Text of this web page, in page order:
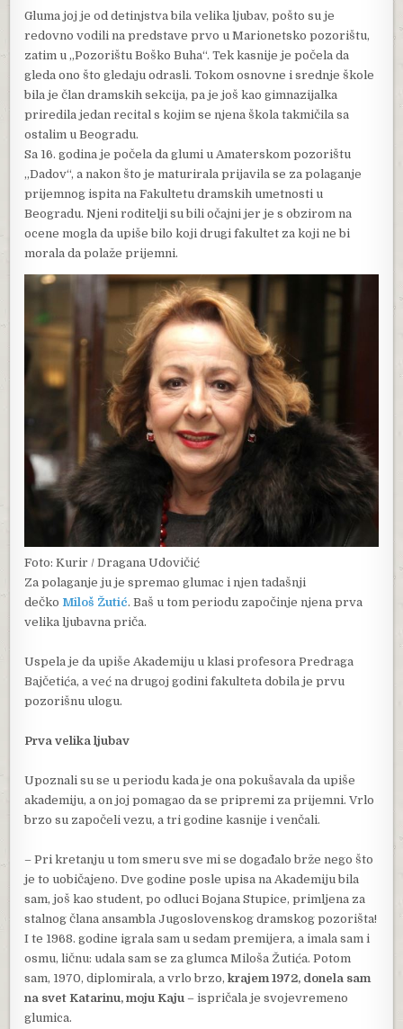
Gluma joj je od detinjstva bila velika ljubav, pošto su je
redovno vodili na predstave prvo u Marionetsko pozorištu,
zatim u „Pozorištu Boško Buha“. Tek kasnije je počela da
gleda ono što gledaju odrasli. Tokom osnovne i srednje škole
bila je član dramskih sekcija, pa je još kao gimnazijalka
priredila jedan recital s kojim se njena škola takmičila sa
ostalim u Beogradu.
Sa 16. godina je počela da glumi u Amaterskom pozorištu
„Dadov“, a nakon što je maturirala prijavila se za polaganje
prijemnog ispita na Fakultetu dramskih umetnosti u
Beogradu. Njeni roditelji su bili očajni jer je s obzirom na
ocene mogla da upiše bilo koji drugi fakultet za koji ne bi
morala da polaže prijemni.
Foto: Kurir / Dragana Udovičić
Za polaganje ju je spremao glumac i njen tadašnji
dečko Miloš Žutić. Baš u tom periodu započinje njena prva
velika ljubavna priča.
Uspela je da upiše Akademiju u klasi profesora Predraga
Bajčetića, a već na drugoj godini fakulteta dobila je prvu
pozorišnu ulogu.
Prva velika ljubav
Upoznali su se u periodu kada je ona pokušavala da upiše
akademiju, a on joj pomagao da se pripremi za prijemni. Vrlo
brzo su započeli vezu, a tri godine kasnije i venčali.
– Pri kretanju u tom smeru sve mi se događalo brže nego što
je to uobičajeno. Dve godine posle upisa na Akademiju bila
sam, još kao student, po odluci Bojana Stupice, primljena za
stalnog člana ansambla Jugoslovenskog dramskog pozorišta!
I te 1968. godine igrala sam u sedam premijera, a imala sam i
osmu, ličnu: udala sam se za glumca Miloša Žutića. Potom
sam, 1970, diplomirala, a vrlo brzo, krajem 1972, donela sam
na svet Katarinu, moju Kaju – ispričala je svojevremeno
glumica.